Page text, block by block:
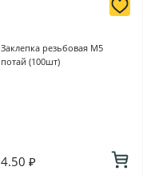
Заклепка резьбовая М5
потай (100шт)
4.50 ₽